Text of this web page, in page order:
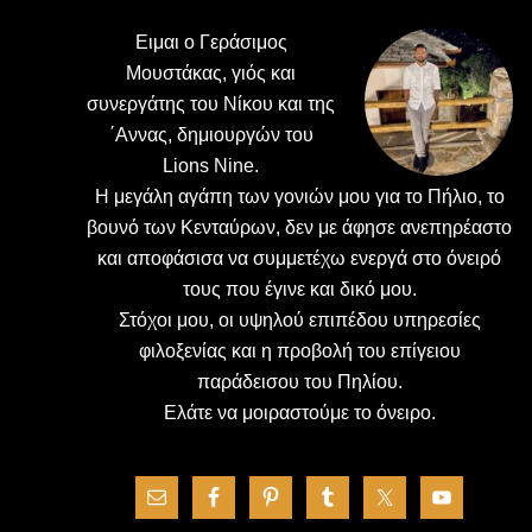
Ειμαι ο Γεράσιμος
Μουστάκας, γιός και
συνεργάτης του Νίκου και της
΄Αννας, δημιουργών του
Lions Nine.
H μεγάλη αγάπη των γονιών μου για το Πήλιο, το
βουνό των Κενταύρων, δεν με άφησε ανεπηρέαστο
και αποφάσισα να συμμετέχω ενεργά στο όνειρό
τους που έγινε και δικό μου.
Στόχοι μου, οι υψηλού επιπέδου υπηρεσίες
φιλοξενίας και η προβολή του επίγειου
παράδεισου του Πηλίου.
Ελάτε να μοιραστούμε το όνειρο.